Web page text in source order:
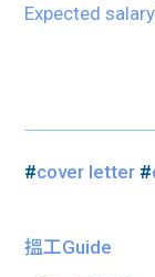
Expected
#cover letter #
搵工Guide